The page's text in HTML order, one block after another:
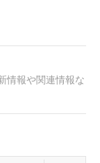
情報や関連情報な